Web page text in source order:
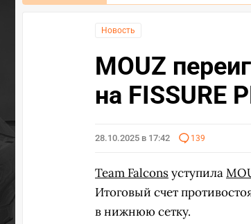
Новость
MOUZ
на FISSURE
28.10.2025 в 17:42 139
Team Falconsуступила
Итоговый счет
в нижнюю сетку.